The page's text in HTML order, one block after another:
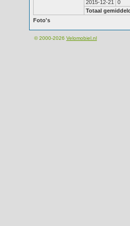
2015-12-21
0
Totaal
Foto's
© 2000-2026 Velomobiel.nl